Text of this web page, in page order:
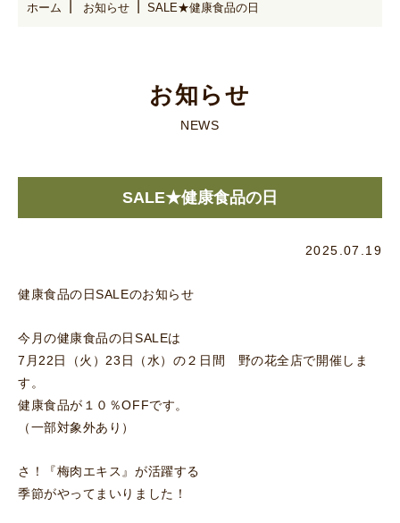
ホーム お知らせ SALE★健康食品の日
お知らせ
NEWS
SALE★健康食品の日
2025.07.19
健康食品の日SALEのお知らせ
今月の健康食品の日SALEは
7月22日（火）23日（水）の２日間 野の花全店で開催しま
す。
健康食品が１０％OFFです。
（一部対象外あり）
さ！『梅肉エキス』が活躍する
季節がやってまいりました！